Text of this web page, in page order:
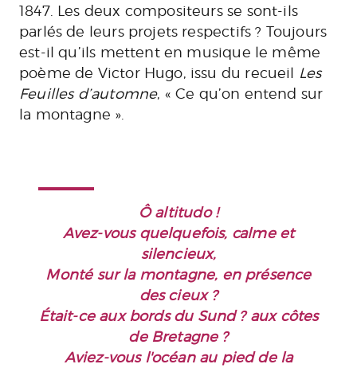
1847. Les deux compositeurs se sont-ils
parlés de leurs projets respectifs ? Toujours
est-il qu’ils mettent en musique le même
poème de Victor Hugo, issu du recueil Les
Feuilles d’automne, « Ce qu’on entend sur
la montagne ».
Ô altitudo !
Avez-vous quelquefois, calme et
silencieux,
Monté sur la montagne, en présence
des cieux ?
Était-ce aux bords du Sund ? aux côtes
de Bretagne ?
Aviez-vous l'océan au pied de la